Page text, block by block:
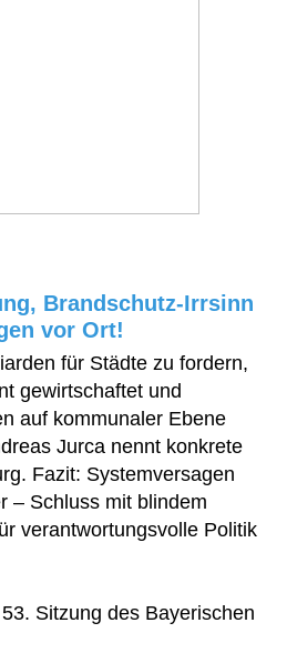
Brandschutz-Irrsinn
vor Ort!
für Städte zu fordern,
gewirtschaftet und
auf kommunaler Ebene
Jurca nennt konkrete
Fazit: Systemversagen
– Schluss mit blindem
verantwortungsvolle Politik
Sitzung des Bayerischen